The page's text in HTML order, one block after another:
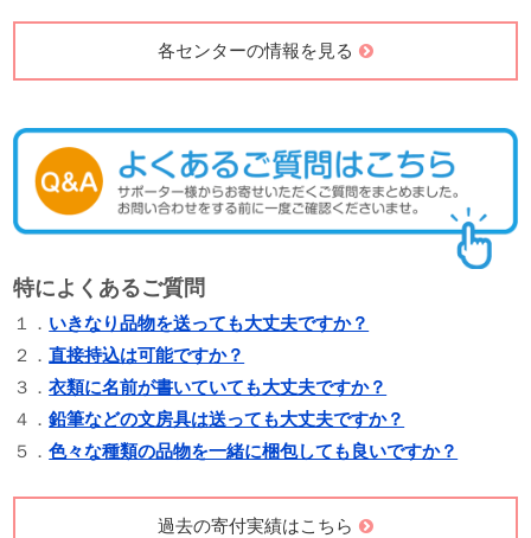
各センターの情報を見る
特によくあるご質問
１． いきなり品物を送っても大丈夫ですか？
２．直接持込は可能ですか？
３．衣類に名前が書いていても大丈夫ですか？
４．鉛筆などの文房具は送っても大丈夫ですか？
５．色々な種類の品物を一緒に梱包しても良いですか？
過去の寄付実績はこちら